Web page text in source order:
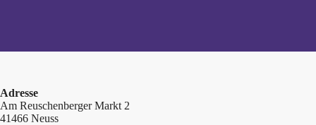
Adresse
Am Reuschenberger Markt 2
41466 Neuss